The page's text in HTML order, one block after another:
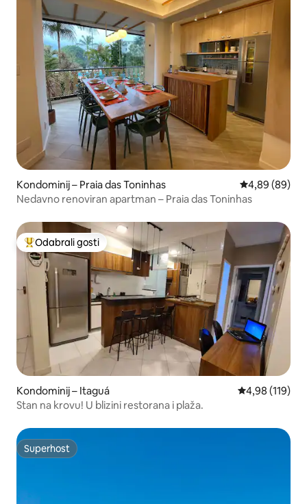
Kondominij – Praia das Toninhas Prosječna
4,89 (89)
Nedavno renoviran apartman – Praia das Toninhas
Među najviše rangiranima s oznakom „Odabrali gosti”
Odabrali gosti
Kondominij – Itaguá Prosječna
4,98 (119)
Stan na krovu! U blizini restorana i plaža.
Superhost
Superhost